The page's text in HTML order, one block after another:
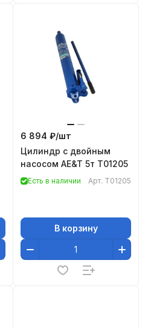
6 894 ₽/шт
Цилиндр с двойным
насосом AE&T 5т T01205
Есть в наличии Арт. T01205
В корзину